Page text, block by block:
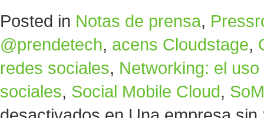
Posted in Notas de prensa,
@prendetech, acens Cloudstage,
redes sociales, Networking: el
sociales, Social Mobile Cloud,